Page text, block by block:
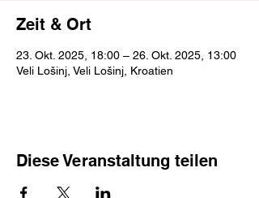
Zeit & Ort
23. Okt. 2025, 18:00 – 26. Okt. 2025, 13:00
Veli Lošinj, Veli Lošinj, Kroatien
Diese Veranstaltung teilen